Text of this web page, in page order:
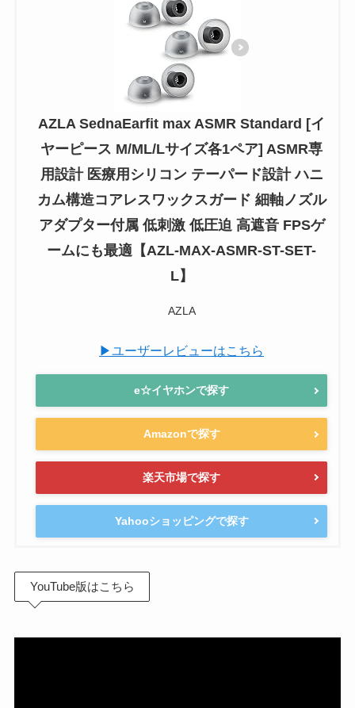
AZLA SednaEarfit max ASMR Standard [イ
ヤーピース M/ML/Lサイズ各1ペア] ASMR専
用設計 医療用シリコン テーパード設計 ハニ
カム構造コアレスワックスガード 細軸ノズル
アダプター付属 低刺激 低圧迫 高遮音 FPSゲ
ームにも最適【AZL-MAX-ASMR-ST-SET-
L】
AZLA
▶ユーザーレビューはこちら
e☆イヤホンで探す
Amazonで探す
楽天市場で探す
Yahooショッピングで探す
YouTube版はこちら